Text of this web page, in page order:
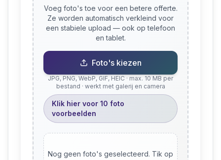
Voeg foto's toe voor een betere offerte.
Ze worden automatisch verkleind voor
een stabiele upload — ook op telefoon
en tablet.
Foto's kiezen
JPG, PNG, WebP, GIF, HEIC · max. 10 MB per
bestand · werkt met galerij en camera
Klik hier voor 10 foto
voorbeelden
Nog geen foto's geselecteerd. Tik op